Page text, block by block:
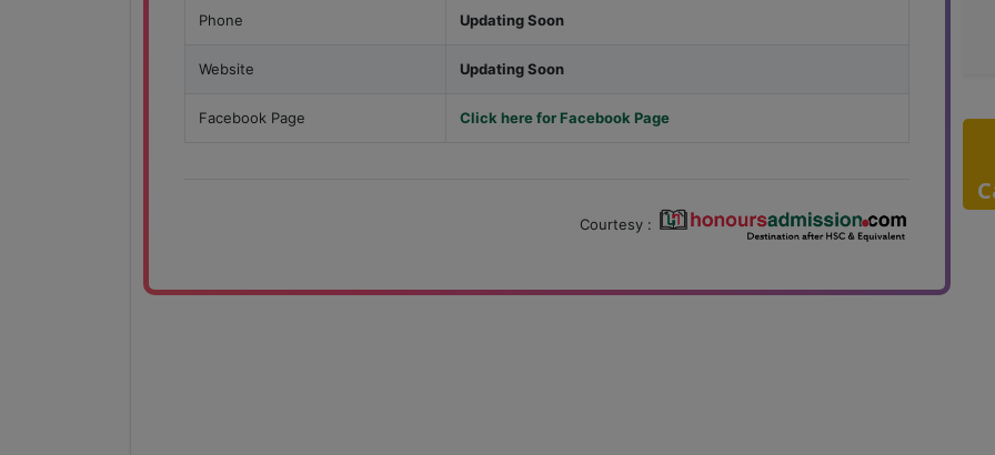
Phone Updating Soon
Website Updating Soon
Facebook Page Click here for Facebook Page
Courtesy :